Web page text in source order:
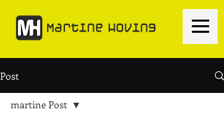
Post
martine Post